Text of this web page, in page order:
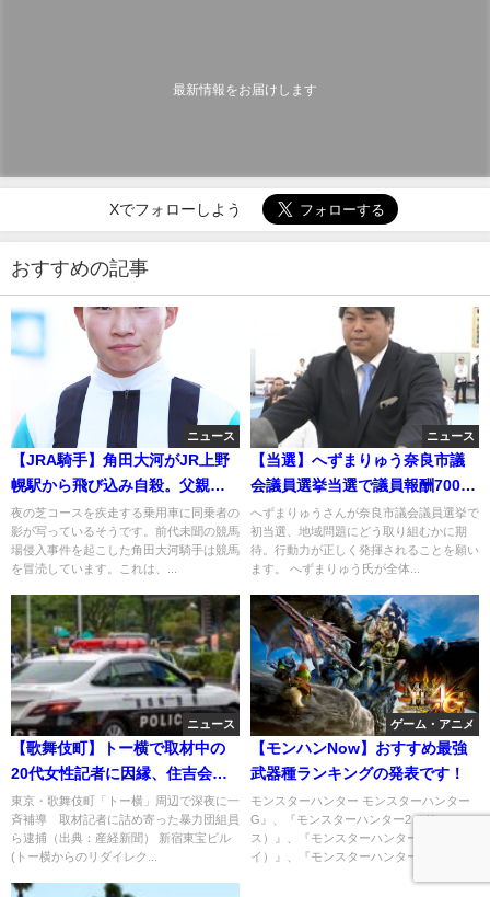
最新情報をお届けします
Xでフォローしよう
おすすめの記事
ニュース
【JRA騎手】角田大河がJR上野
幌駅から飛び込み自殺。父親と
兄に比べて劣等感が原因か？
夜の芝コースを疾走する乗用車に同乗者の
影が写っているそうです。前代未聞の競馬
場侵入事件を起こした角田大河騎手は競馬
を冒涜しています。これは、...
ニュース
【当選】へずまりゅう奈良市議
会議員選挙当選で議員報酬700万
円ゲット！
へずまりゅうさんが奈良市議会議員選挙で
初当選、地域問題にどう取り組むかに期
待。行動力が正しく発揮されることを願い
ます。 へずまりゅう氏が全体...
ニュース
【歌舞伎町】トー横で取材中の
20代女性記者に因縁、住吉会系
組員の河合喬が目の前の警察に
現行犯逮捕ｗ
東京・歌舞伎町「トー横」周辺で深夜に一
斉補導 取材記者に詰め寄った暴力団組員
ら逮捕（出典：産経新聞） 新宿東宝ビル
(トー横からのリダイレク...
ゲーム・アニメ
【モンハンNow】おすすめ最強
武器種ランキングの発表です！
モンスターハンター モンスターハンター
G』、『モンスターハンター2（ド
ス）』、『モンスターハンター3（トラ
イ）』、『モンスターハンター3（ト...